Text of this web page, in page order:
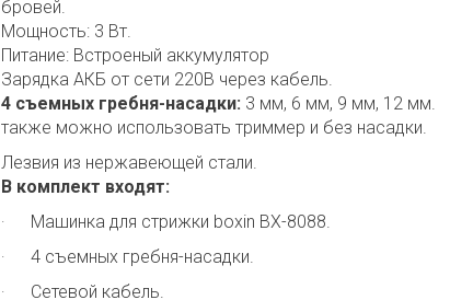
бровей.
Мощность: 3 Вт.
Питание: Встроеный аккумулятор
Зарядка АКБ от сети 220В через кабель.
4 съемных гребня-насадки: 3 мм, 6 мм, 9 мм, 12 мм.
также можно использовать триммер и без насадки.
Лезвия из нержавеющей стали.
В комплект входят:
· Машинка для стрижки boxin BX-8088.
· 4 съемных гребня-насадки.
· Сетевой кабель.